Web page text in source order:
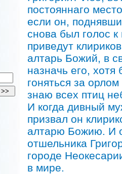
постояннаго
если он,
снова был голос
приведут
алтарь Божий, в
назначь его,
гоняться за
знаю всех птиц
И когда дивный
призвал он
алтарю Божию. И
отшельника
городе
в мире.